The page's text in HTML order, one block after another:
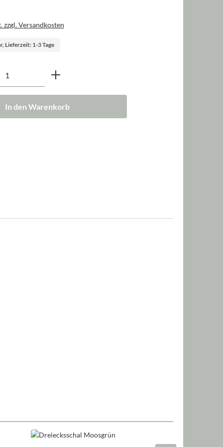
zzgl. Versandkosten
Lieferzeit: 1-3 Tage
Gib den gewünschten Wert ein
In den Warenkorb